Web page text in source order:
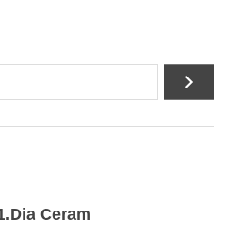
Ceram